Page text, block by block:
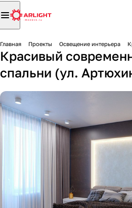
Главная Проекты Освещение интерьера
Красивый
спальни (ул.